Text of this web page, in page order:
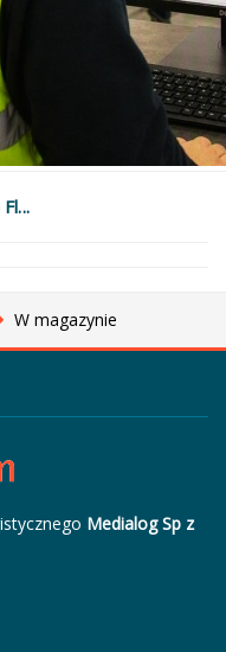
W magazynie
Medialog Sp z